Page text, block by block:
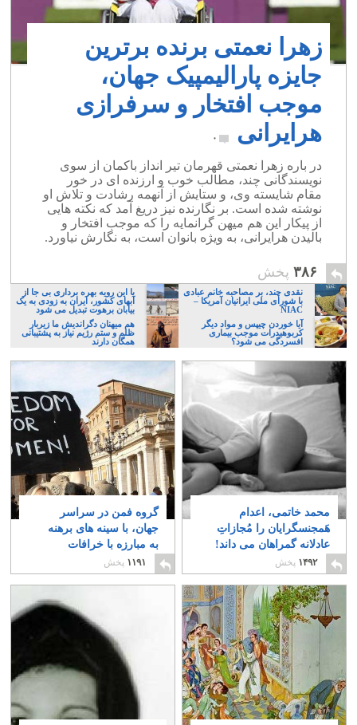
زهرا نعمتی برنده برترین
جایزه پارالیمپیک جهان،
موجب افتخار و سرفرازی
هرایرانی
۰
در باره زهرا نعمتی قهرمان تیر انداز باکمان از سوی
نویسندگانی چند، مطالب خوب و ارزنده ای در خور
مقام شایسته وی، و ستایش از آنهمه رشادت و تلاش او
نوشته شده است. بر نگارنده نیز دریغ آمد که نکته هایی
از پیکار این هم میهن گرانمایه را که موجب افتخار و
بالیدن هرایرانی، به ویژه بانوان است، به نگارش نیاورد.
۳۸۶ پخش
نقدی چند، بر مصاحبه خانم عبادی
با شورای ملی ایرانیان آمریکا –
NIAC
با این رویه بهره برداری بی جا از
آبهای کشور، ایران به زودی به یک
بیابان برهوت تبدیل می شود
آیا خوردن چیپس و مواد دیگر
کربوهیدرات موجب بیماری
افسردگی می شود؟
هم میهنان دگراندیش ما زیربار
ظلم و ستم رژیم نیاز به پشتیبانی
همگان دارند
محمد خاتمی، اعدام
هَمجنسگرایان را مُجازاتِ
عادلانه گمراهان می داند!
۱۲
۱۴۹۲ پخش
گروه فمن در سراسر
جهان، با سینه های برهنه
به مبارزه با خرافات
گرایان پرداخت!
۱۱۹۱ پخش